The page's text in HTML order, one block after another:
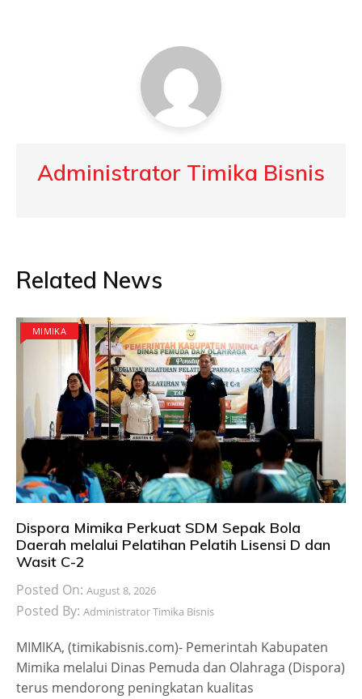
Administrator Timika Bisnis
Related News
MIMIKA
Dispora Mimika Perkuat SDM Sepak Bola
Daerah melalui Pelatihan Pelatih Lisensi D dan
Wasit C-2
Posted On: August 8, 2026
Posted By: Administrator Timika Bisnis
MIMIKA, (timikabisnis.com)- Pemerintah Kabupaten
Mimika melalui Dinas Pemuda dan Olahraga (Dispora)
terus mendorong peningkatan kualitas